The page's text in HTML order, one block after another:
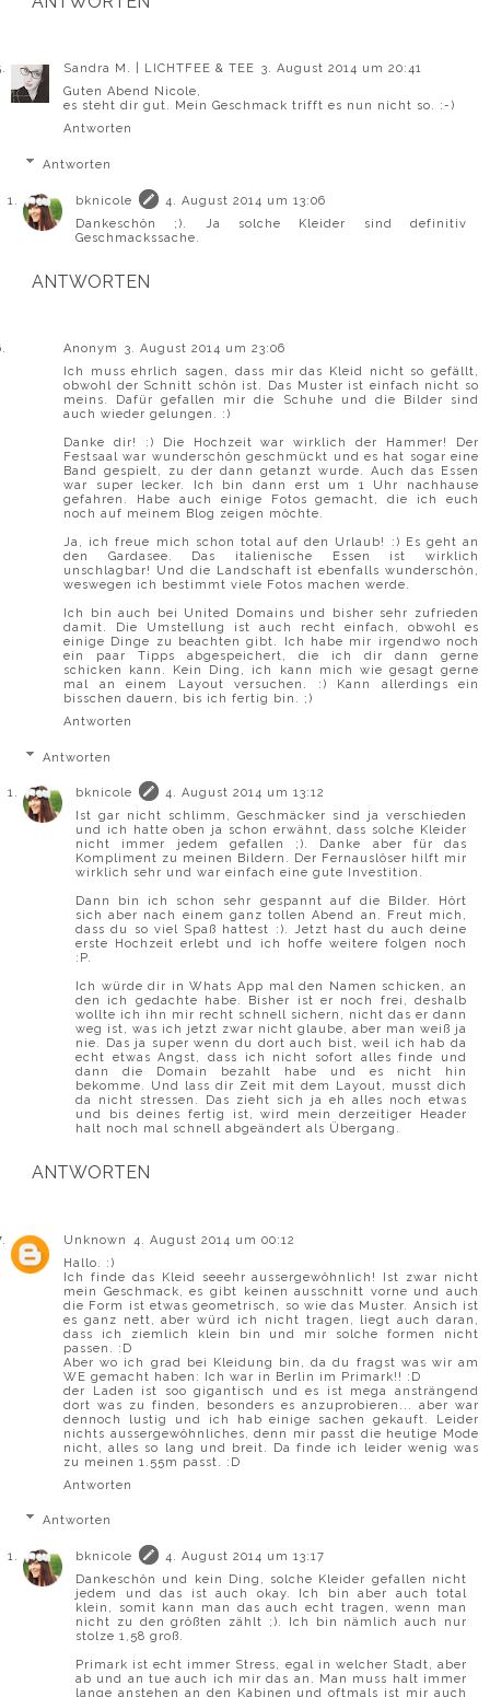
Sandra M. | LICHTFEE & TEE 3. August 2014 um 20:41
Guten Abend Nicole,
es steht dir gut. Mein Geschmack trifft es nun nicht so. :-)
Antworten
Antworten
bknicole
4. August 2014 um 13:06
Dankeschön ;). Ja solche Kleider sind definitiv
Geschmackssache.
ANTWORTEN
Anonym
3. August 2014 um 23:06
Ich muss ehrlich sagen, dass mir das Kleid nicht so gefällt,
obwohl der Schnitt schön ist. Das Muster ist einfach nicht so
meins. Dafür gefallen mir die Schuhe und die Bilder sind
auch wieder gelungen. :)
Danke dir! :) Die Hochzeit war wirklich der Hammer! Der
Festsaal war wunderschön geschmückt und es hat sogar eine
Band gespielt, zu der dann getanzt wurde. Auch das Essen
war super lecker. Ich bin dann erst um 1 Uhr nachhause
gefahren. Habe auch einige Fotos gemacht, die ich euch
noch auf meinem Blog zeigen möchte.
Ja, ich freue mich schon total auf den Urlaub! :) Es geht an
den Gardasee. Das italienische Essen ist wirklich
unschlagbar! Und die Landschaft ist ebenfalls wunderschön,
weswegen ich bestimmt viele Fotos machen werde.
Ich bin auch bei United Domains und bisher sehr zufrieden
damit. Die Umstellung ist auch recht einfach, obwohl es
einige Dinge zu beachten gibt. Ich habe mir irgendwo noch
ein paar Tipps abgespeichert, die ich dir dann gerne
schicken kann. Kein Ding, ich kann mich wie gesagt gerne
mal an einem Layout versuchen. :) Kann allerdings ein
bisschen dauern, bis ich fertig bin. ;)
Antworten
Antworten
bknicole
4. August 2014 um 13:12
Ist gar nicht schlimm, Geschmäcker sind ja verschieden
und ich hatte oben ja schon erwähnt, dass solche Kleider
nicht immer jedem gefallen ;). Danke aber für das
Kompliment zu meinen Bildern. Der Fernauslöser hilft mir
wirklich sehr und war einfach eine gute Investition.
Dann bin ich schon sehr gespannt auf die Bilder. Hört
sich aber nach einem ganz tollen Abend an. Freut mich,
dass du so viel Spaß hattest :). Jetzt hast du auch deine
erste Hochzeit erlebt und ich hoffe weitere folgen noch
:P.
Ich würde dir in Whats App mal den Namen schicken, an
den ich gedachte habe. Bisher ist er noch frei, deshalb
wollte ich ihn mir recht schnell sichern, nicht das er dann
weg ist, was ich jetzt zwar nicht glaube, aber man weiß ja
nie. Das ja super wenn du dort auch bist, weil ich hab da
echt etwas Angst, dass ich nicht sofort alles finde und
dann die Domain bezahlt habe und es nicht hin
bekomme. Und lass dir Zeit mit dem Layout, musst dich
da nicht stressen. Das zieht sich ja eh alles noch etwas
und bis deines fertig ist, wird mein derzeitiger Header
halt noch mal schnell abgeändert als Übergang.
ANTWORTEN
Unknown
4. August 2014 um 00:12
Hallo. :)
Ich finde das Kleid seeehr aussergewöhnlich! Ist zwar nicht
mein Geschmack, es gibt keinen ausschnitt vorne und auch
die Form ist etwas geometrisch, so wie das Muster. Ansich ist
es ganz nett, aber würd ich nicht tragen, liegt auch daran,
dass ich ziemlich klein bin und mir solche formen nicht
passen. :D
Aber wo ich grad bei Kleidung bin, da du fragst was wir am
WE gemacht haben: Ich war in Berlin im Primark!! :D
der Laden ist soo gigantisch und es ist mega ansträngend
dort was zu finden, besonders es anzuprobieren... aber war
dennoch lustig und ich hab einige sachen gekauft. Leider
nichts aussergewöhnliches, denn mir passt die heutige Mode
nicht, alles so lang und breit. Da finde ich leider wenig was
zu meinen 1.55m passt. :D
Antworten
Antworten
bknicole
4. August 2014 um 13:17
Dankeschön und kein Ding, solche Kleider gefallen nicht
jedem und das ist auch okay. Ich bin aber auch total
klein, somit kann man das auch echt tragen, wenn man
nicht zu den größten zählt ;). Ich bin nämlich auch nur
stolze 1,58 groß.
Primark ist echt immer Stress, egal in welcher Stadt, aber
ab und an tue auch ich mir das an. Man muss halt immer
lange anstehen an den Kabinen und oftmals ist mir auch